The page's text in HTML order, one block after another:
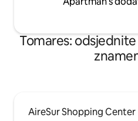
Tomares:
AireSur Shopping Center